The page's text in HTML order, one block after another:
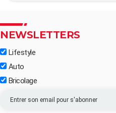
NEWSLETTERS
Lifestyle
Auto
Bricolage